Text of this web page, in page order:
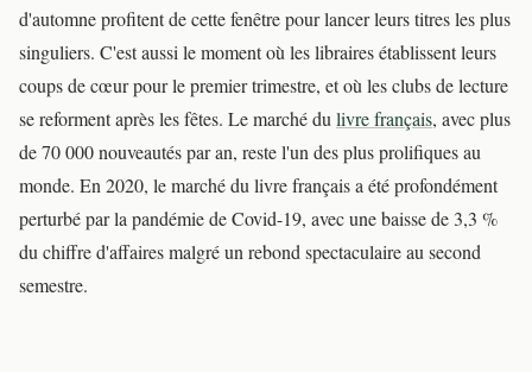
d'automne profitent de cette fenêtre pour lancer leurs titres les plus
singuliers. C'est aussi le moment où les libraires établissent leurs
coups de cœur pour le premier trimestre, et où les clubs de lecture
se reforment après les fêtes. Le marché dulivre français, avec plus
de 70 000 nouveautés par an, reste l'un des plus prolifiques au
monde. En 2020, le marché du livre français a été profondément
perturbé par la pandémie de Covid-19, avec une baisse de 3,3 %
du chiffre d'affaires malgré un rebond spectaculaire au second
semestre.